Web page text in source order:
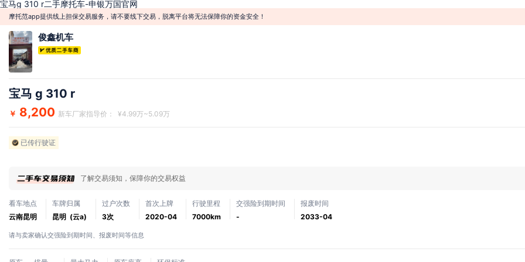
宝马g 310 r二手摩托车-申银万国官网
摩托范app提供线上担保交易服务，请不要线下交易，脱离平台将无法保障你的资金安全！
俊鑫机车
宝马 g 310 r
￥ 8,200 新车厂家指导价： ¥4.99万~5.09万
已传行驶证
了解交易须知，保障你的交易权益
看车地点
云南昆明
车牌归属
昆明 (云a)
过户次数
3次
首次上牌
2020-04
行驶里程
7000km
交强险到期时间
-
报废时间
2033-04
请与卖家确认交强险到期时间、报废时间等信息